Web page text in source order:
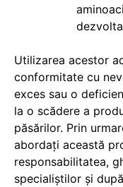
Utilizarea acestor
conformitate cu
exces sau o
la o scădere a
păsărilor. Prin
abordați această
responsabilitatea,
specialiștilor și